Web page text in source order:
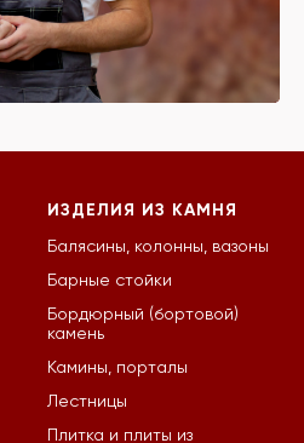
ИЗДЕЛИЯ ИЗ КАМНЯ
Балясины, колонны, вазоны
Барные стойки
Бордюрный (бортовой)
камень
Камины, порталы
Лестницы
Плитка и плиты из